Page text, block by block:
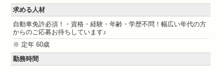
求める人材
自動車免許必須！・資格・経験・年齢・学歴不問！幅広い年代の方
からのご応募お待ちしています♪
※ 定年 60歳
勤務時間